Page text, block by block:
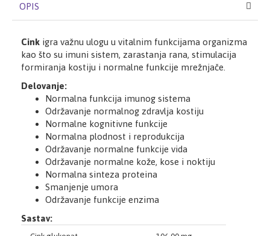
OPIS
Cink igra važnu ulogu u vitalnim funkcijama organizma
kao što su imuni sistem, zarastanja rana, stimulacija
formiranja kostiju i normalne funkcije mrežnjače.
Delovanje:
Normalna funkcija imunog sistema
Održavanje normalnog zdravlja kostiju
Normalne kognitivne funkcije
Normalna plodnost i reprodukcija
Održavanje normalne funkcije vida
Održavanje normalne kože, kose i noktiju
Normalna sinteza proteina
Smanjenje umora
Održavanje funkcije enzima
Sastav: